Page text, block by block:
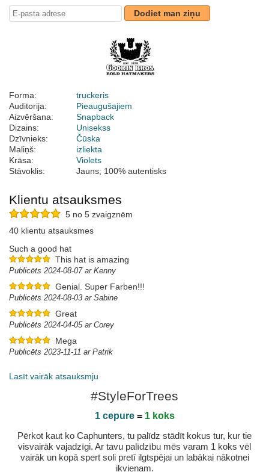
Dodiet man ziņu
Forma:
truckeris
Auditorija:
Pieaugušajiem
Aizvēršana:
Snapback
Dizains:
Unisekss
Dzīvnieks:
Čūska
Maliņš:
izliekta
Krāsa:
Violets
Stāvoklis:
Jauns; 100% autentisks
Klientu atsauksmes
5 no 5 zvaigznēm
40 klientu atsauksmes
Such a good hat
This hat is amazing
Publicēts 2024-08-07 ar Kenny
Genial. Super Farben!!!
Publicēts 2024-08-03 ar Sabine
Great
Publicēts 2024-04-05 ar Corey
Mega
Publicēts 2023-11-11 ar Patrik
Lasīt vairāk atsauksmju
#StyleForTrees
1 cepure= 1 koks
Pērkot kaut ko Caphunters, tu palīdz stādīt kokus tur, kur tie
visvairāk vajadzīgi. Ar tavu palīdzību mēs varam 1 koks vēl
vairāk un kopā spert soli pretī ilgtspējai un labākai nākotnei
ikvienam.